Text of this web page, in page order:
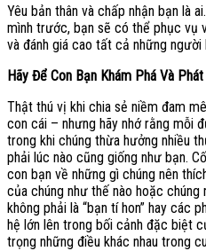
Yêu bản thân và chấp nhận bạn là
mình trước, bạn sẽ có thể phục vụ
và đánh giá cao tất cả những
Hãy Để Con Bạn Khám Phá Và
Thật thú vị khi chia sẻ niềm đam
con cái – nhưng hãy nhớ rằng mỗi
trong khi chúng thừa hưởng nhiều
phải lúc nào cũng giống như bạn.
con bạn về những gì chúng nên
của chúng như thế nào hoặc chúng
không phải là “bạn tí hon” hay các
hệ lớn lên trong bối cảnh đặc biệt
trọng những điều khác nhau trong